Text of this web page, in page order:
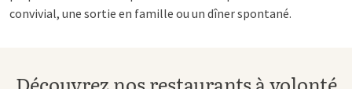
convivial, une sortie en famille ou un dîner spontané.
classiques familiers : il y en a pour tous les goûts. Grâce au